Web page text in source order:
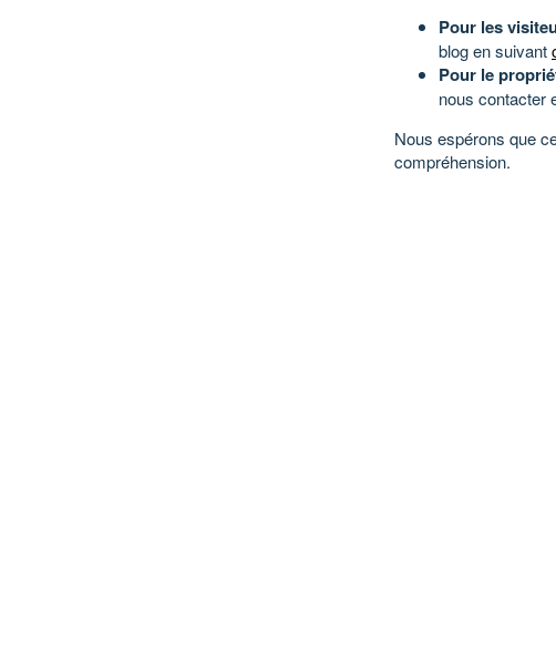
Pour les
blog en suivant
Pour le
nous contacter
Nous espérons que
compréhension.